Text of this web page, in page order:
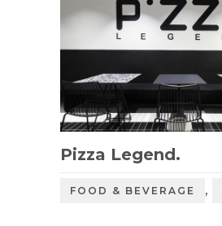
Pizza Legend.
FOOD & BEVERAGE ,